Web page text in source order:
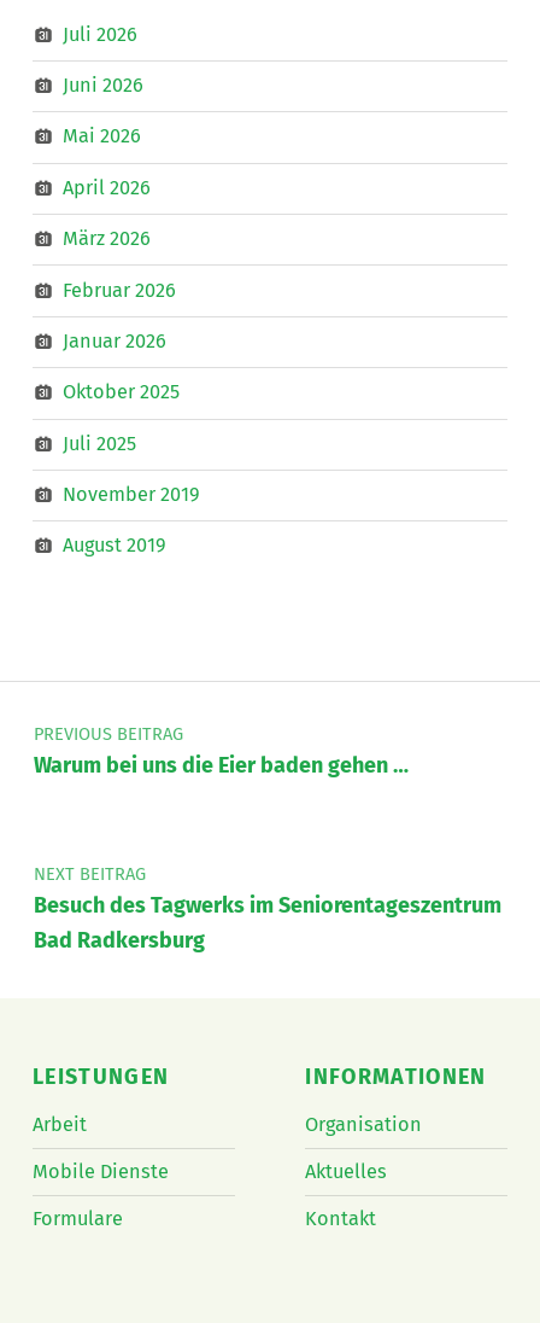
Juli 2026
Juni 2026
Mai 2026
April 2026
März 2026
Februar 2026
Januar 2026
Oktober 2025
Juli 2025
November 2019
August 2019
Beitragsnavigation
PREVIOUS BEITRAG
Warum bei uns die Eier baden gehen …
NEXT BEITRAG
Besuch des Tagwerks im Seniorentageszentrum
Bad Radkersburg
LEISTUNGEN
Arbeit
Mobile Dienste
Formulare
INFORMATIONEN
Organisation
Aktuelles
Kontakt